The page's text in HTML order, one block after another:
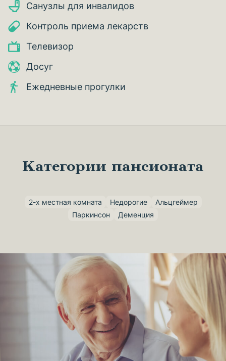
Санузлы для инвалидов
Контроль приема лекарств
Телевизор
Досуг
Ежедневные прогулки
Категории пансионата
2-х местная комната Недорогие
Альцгеймер
Паркинсон
Деменция